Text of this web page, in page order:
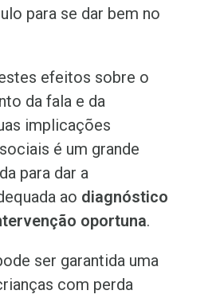
para se dar bem no
efeitos sobre o
da fala e da
implicações
é um grande
para dar a
ao diagnóstico
oportuna.
ser garantida uma
com perda